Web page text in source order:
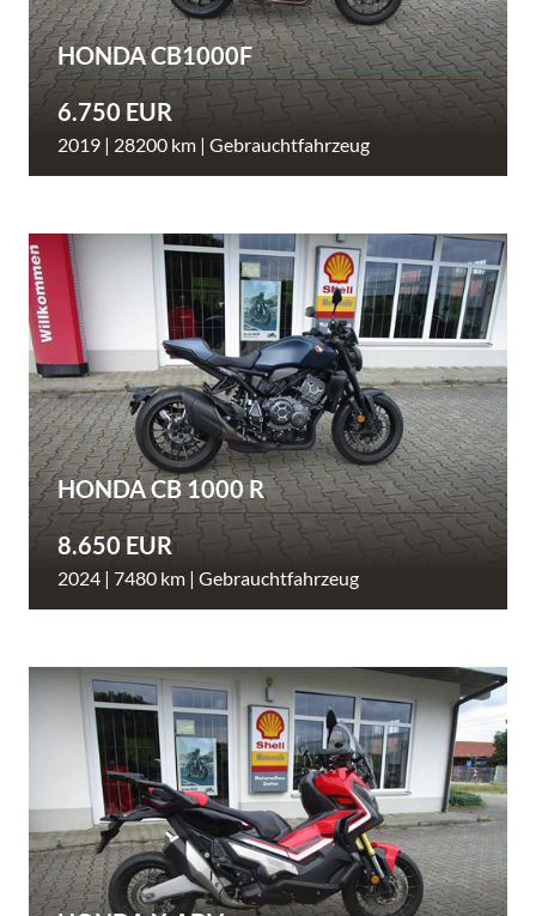
HONDA CB1000F
6.750 EUR
2019 | 28200 km | Gebrauchtfahrzeug
HONDA CB 1000 R
8.650 EUR
2024 | 7480 km | Gebrauchtfahrzeug